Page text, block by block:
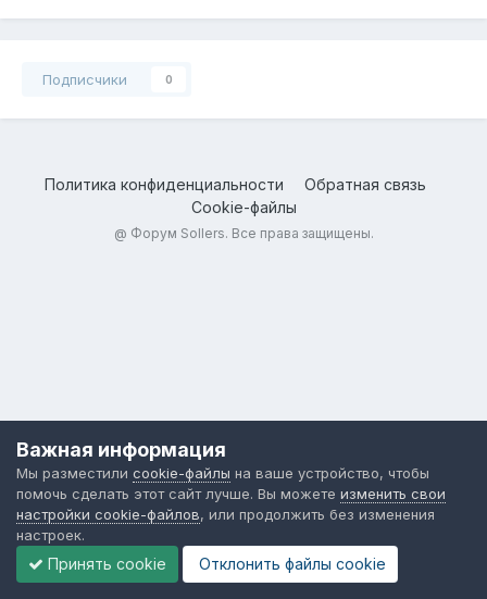
Подписчики 0
Политика конфиденциальности
Обратная связь
Cookie-файлы
@ Форум Sollers. Все права защищены.
Важная информация
Мы разместили cookie-файлы на ваше устройство, чтобы
помочь сделать этот сайт лучше. Вы можете изменить свои
настройки cookie-файлов, или продолжить без изменения
настроек.
Принять cookie Отклонить файлы сookie